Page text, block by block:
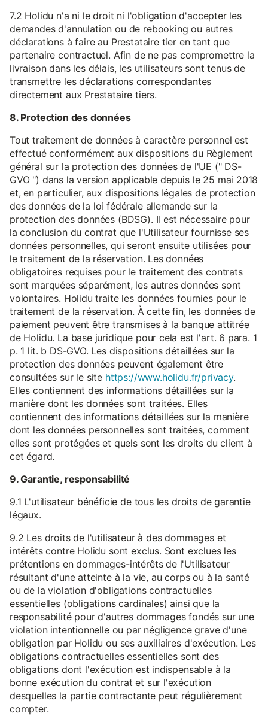
7.2 Holidu n'a ni le droit ni l'obligation d'accepter les
demandes d'annulation ou de rebooking ou autres
déclarations à faire au Prestataire tier en tant que
partenaire contractuel. Afin de ne pas compromettre la
livraison dans les délais, les utilisateurs sont tenus de
transmettre les déclarations correspondantes
directement aux Prestataire tiers.
8. Protection des données
Tout traitement de données à caractère personnel est
effectué conformément aux dispositions du Règlement
général sur la protection des données de l'UE (" DS-
GVO ") dans la version applicable depuis le 25 mai 2018
et, en particulier, aux dispositions légales de protection
des données de la loi fédérale allemande sur la
protection des données (BDSG). Il est nécessaire pour
la conclusion du contrat que l'Utilisateur fournisse ses
données personnelles, qui seront ensuite utilisées pour
le traitement de la réservation. Les données
obligatoires requises pour le traitement des contrats
sont marquées séparément, les autres données sont
volontaires. Holidu traite les données fournies pour le
traitement de la réservation. À cette fin, les données de
paiement peuvent être transmises à la banque attitrée
de Holidu. La base juridique pour cela est l'art. 6 para. 1
p. 1 lit. b DS-GVO. Les dispositions détaillées sur la
protection des données peuvent également être
consultées sur le site https://www.holidu.fr/privacy.
Elles contiennent des informations détaillées sur la
manière dont les données sont traitées. Elles
contiennent des informations détaillées sur la manière
dont les données personnelles sont traitées, comment
elles sont protégées et quels sont les droits du client à
cet égard.
9. Garantie, responsabilité
9.1 L'utilisateur bénéficie de tous les droits de garantie
légaux.
9.2 Les droits de l'utilisateur à des dommages et
intérêts contre Holidu sont exclus. Sont exclues les
prétentions en dommages-intérêts de l'Utilisateur
résultant d'une atteinte à la vie, au corps ou à la santé
ou de la violation d'obligations contractuelles
essentielles (obligations cardinales) ainsi que la
responsabilité pour d'autres dommages fondés sur une
violation intentionnelle ou par négligence grave d'une
obligation par Holidu ou ses auxiliaires d'exécution. Les
obligations contractuelles essentielles sont des
obligations dont l'exécution est indispensable à la
bonne exécution du contrat et sur l'exécution
desquelles la partie contractante peut régulièrement
compter.